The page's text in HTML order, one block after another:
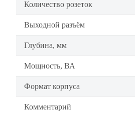
Количество розеток
Выходной разъём
Глубина, мм
Мощность, ВА
Формат корпуса
Комментарий